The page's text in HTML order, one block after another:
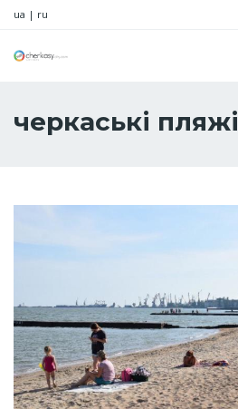
ua | ru
черкаські пляжі